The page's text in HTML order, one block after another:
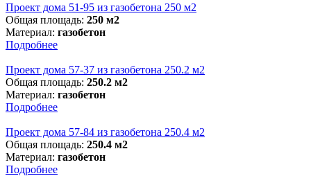
Проект дома 51-95 из газобетона 250 м2
Общая площадь: 250 м2
Материал: газобетон
Подробнее
Проект дома 57-37 из газобетона 250.2 м2
Общая площадь: 250.2 м2
Материал: газобетон
Подробнее
Проект дома 57-84 из газобетона 250.4 м2
Общая площадь: 250.4 м2
Материал: газобетон
Подробнее